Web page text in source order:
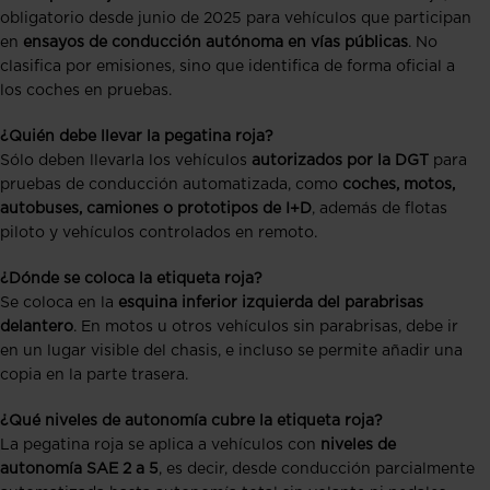
obligatorio desde junio de 2025 para vehículos que participan
en ensayos de conducción autónoma en vías públicas. No
clasifica por emisiones, sino que identifica de forma oficial a
los coches en pruebas.
¿Quién debe llevar la pegatina roja?
Sólo deben llevarla los vehículos autorizados por la DGT
para
pruebas de conducción automatizada, como coches, motos,
autobuses, camiones o prototipos de I+D, además de flotas
piloto y vehículos controlados en remoto.
¿Dónde se coloca la etiqueta roja?
Se coloca en la esquina inferior izquierda del parabrisas
delantero. En motos u otros vehículos sin parabrisas, debe ir
en un lugar visible del chasis, e incluso se permite añadir una
copia en la parte trasera.
¿Qué niveles de autonomía cubre la etiqueta roja?
La pegatina roja se aplica a vehículos con niveles de
autonomía SAE 2 a 5, es decir, desde conducción parcialmente